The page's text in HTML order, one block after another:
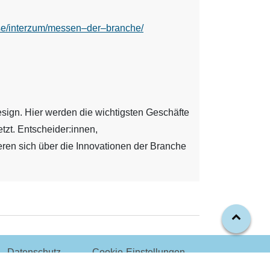
interzum/messen–der–branche/
Hier werden die wichtigsten Geschäfte
Entscheider:innen,
sich über die Innovationen der Branche
Datenschutz Cookie-Einstellungen